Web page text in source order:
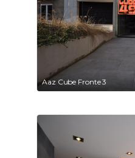
Aaz Cube Fronte 3